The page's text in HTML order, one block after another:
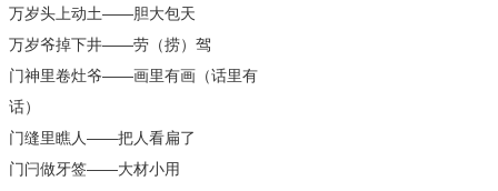
万岁头上动土——胆大包天
万岁爷掉下井——劳（捞）驾
门神里卷灶爷——画里有画（话里有
话）
门缝里瞧人——把人看扁了
门闩做牙签——大材小用